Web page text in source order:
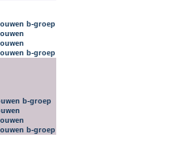
b-groep
b-groep
b-groep
b-groep